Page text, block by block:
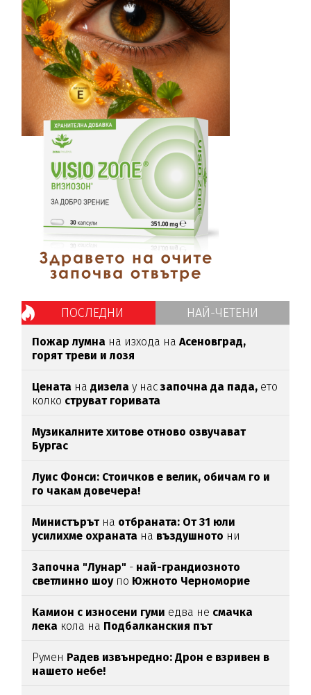
ПОСЛЕДНИ НАЙ-ЧЕТЕНИ
Пожар лумна на изхода наАсеновград,
горят треви и лозя
Цената надизела у насзапочна да пада, ето
колко струват горивата
Музикалните хитове отново озвучават
Бургас
Луис Фонси: Стоичков е велик, обичам го и
го чакам довечера!
Министърътна отбраната: От 31 юли
усилихме охраната на въздушното ни
Започна "Лунар" - най-грандиозното
светлинно шоупо Южното Черноморие
Камион с износени гуми едва нe смачка
лека кола на Подбалканския път
Румен Радев извънредно: Дрон е взривен в
нашето небе!